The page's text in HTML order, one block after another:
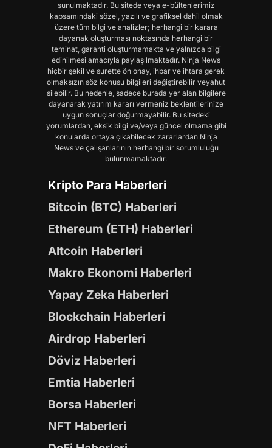
sunulmaktadır. Bu sitede veya e-bültenlerimiz
kapsamındaki sözel, yazılı ve grafiksel dahil olmak
üzere tüm bilgi ve analizler; herhangi bir karara
dayanak oluşturması noktasında herhangi bir
teminat, garanti oluşturmamakta ve yalnızca bilgi
edinilmesi amacıyla paylaşılmaktadır. Ninja News
hiçbir şekil ve surette ön onay, ihbar ve ihtara gerek
olmaksızın söz konusu bilgileri değiştirebilir veyahut
silebilir. Bu nedenle, sadece burada yer alan bilgilere
dayanarak yatırım kararı vermeniz beklentilerinize
uygun sonuçlar doğurmayabilir. Bu sitedeki
yorumlardan, eksik bilgi ve/veya güncel olmama gibi
konularda ortaya çıkabilecek zararlardan Ninja
News ve çalışanlarının herhangi bir sorumluluğu
bulunmamaktadır.
Kripto Para Haberleri
Bitcoin (BTC) Haberleri
Ethereum (ETH) Haberleri
Altcoin Haberleri
Makro Ekonomi Haberleri
Yapay Zeka Haberleri
Blockchain Haberleri
Airdrop Haberleri
Döviz Haberleri
Emtia Haberleri
Borsa Haberleri
NFT Haberleri